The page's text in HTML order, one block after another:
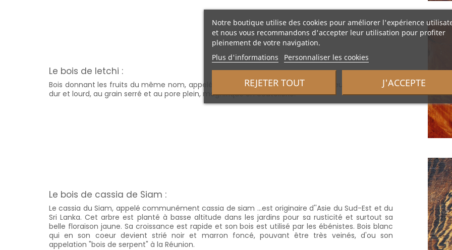
Le bois de letchi :
Bois donnant les fruits du même nom, appelé encore cerisier du Japon, de couleur rosé à rouge
dur et lourd, au grain serré et au pore plein, magnifique en coutellerie.
Le bois de cassia de Siam :
Le cassia du Siam, appelé communément cassia de siam ...est originaire d''Asie du Sud-Est et du
Sri Lanka. Cet arbre est planté à basse altitude dans les jardins pour sa rusticité et surtout sa
belle floraison jaune. Sa croissance est rapide et son bois est utilisé par les ébénistes. Bois blanc
qui en son coeur devient strié noir et marron foncé, pouvant être très veinés, d'ou son
appelation "bois de serpent" à la Réunion.
Notre boutique utilise des cookies pour améliorer l'expérience
et nous vous recommandons d'accepter leur utilisation pour profiter
pleinement de votre navigation.
Plus d'informations
Personnaliser les cookies
REJETER TOUT J'ACCEPTE